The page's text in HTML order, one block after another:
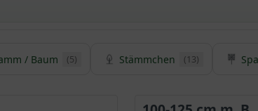
Ölweide / Elaeagnus ebbingei
Heckenpflanze, die bis zu 3 m Wuchshöhe
/ Baum (5) Stämmchen (13)